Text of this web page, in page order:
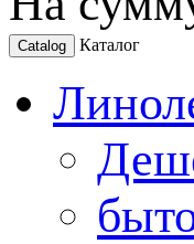
Catalog Каталог